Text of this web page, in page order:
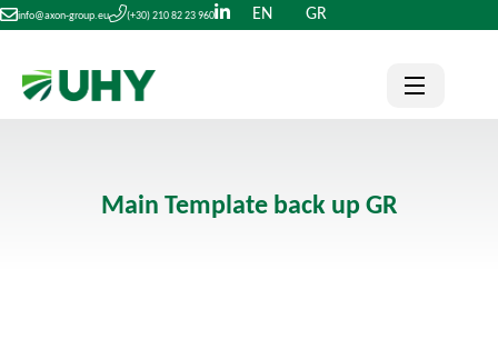
info@axon-group.eu (+30) 210 82 23 960 EN GR
Main Template back up GR